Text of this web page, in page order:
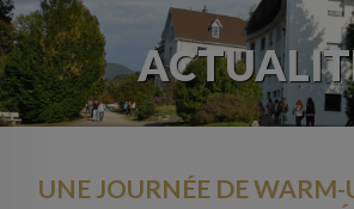
FORMATIONS
ACTUALITÉS
VIE RÉSIDENTIELLE
MOBILITÉ
UNE JOURNÉE DE WARM-